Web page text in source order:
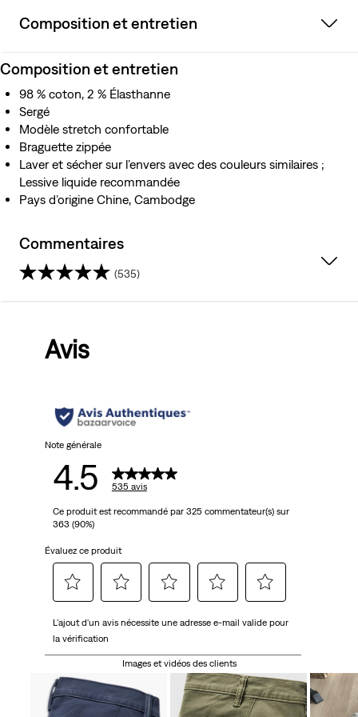
Composition et entretien
Composition et entretien
98 % coton, 2 % Élasthanne
Sergé
Modèle stretch confortable
Braguette zippée
Laver et sécher sur l’envers avec des couleurs similaires ;
Lessive liquide recommandée
Pays d’origine Chine, Cambodge
Commentaires
(535)
avis
Avis
Note générale
4.5 535 avis
Ce produit est recommandé par 325 commentateur(s) sur
363 (90%)
Évaluez ce produit
pour
attribuer
à
l'article.
pour
attribuer
2 étoiles
à
l'article.
pour
3 étoiles
l'article.
pour
4 étoiles
à
l'article.
pour
à
l'article.
L'ajout d'un avis nécessite une adresse e-mail valide pour
la vérification
Images et vidéos des clients